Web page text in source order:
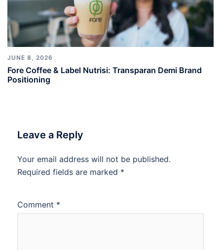
JUNE 8, 2026
Fore Coffee & Label Nutrisi: Transparan Demi Brand
Positioning
Leave a Reply
Your email address will not be published.
Required fields are marked *
Comment *